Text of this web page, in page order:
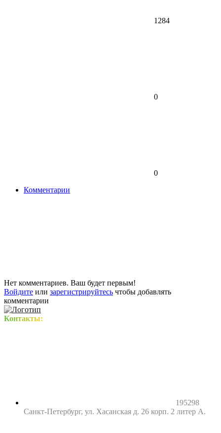
1284
0
0
Комментарии
Нет комментариев. Ваш будет первым!
Войдите или зарегистрируйтесь чтобы добавлять
комментарии
Контакты:
195298
Санкт-Петербург, ул. Хасанская д. 26 корп. 2 литер А.